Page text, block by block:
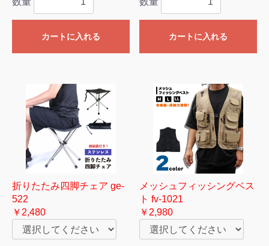
カートに入れる カートに入れる
折りたたみ四脚チェア ge-
522
￥2,480
メッシュフィッシングベス
ト fv-1021
￥2,980